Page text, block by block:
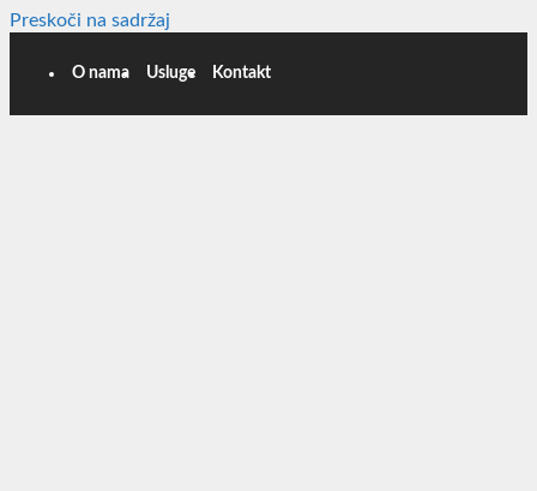
Preskoči na sadržaj
O nama Usluge Kontakt